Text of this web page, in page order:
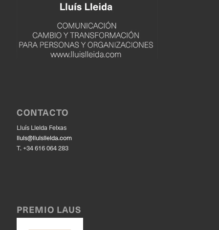
CONTACTO
Lluís Lleida Feixas
lluis@lluislleida.com
T. +34 616 064 283
PREMIO LAUS